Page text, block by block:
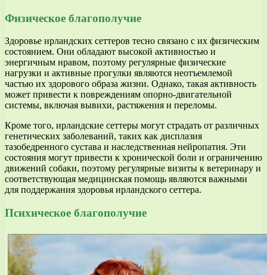
Физическое благополучие
Здоровье ирландских сеттеров тесно связано с их физическим
состоянием. Они обладают высокой активностью и
энергичным нравом, поэтому регулярные физические
нагрузки и активные прогулки являются неотъемлемой
частью их здорового образа жизни. Однако, такая активность
может привести к повреждениям опорно-двигательной
системы, включая вывихи, растяжения и переломы.
Кроме того, ирландские сеттеры могут страдать от различных
генетических заболеваний, таких как дисплазия
тазобедренного сустава и наследственная нейропатия. Эти
состояния могут привести к хронической боли и ограничению
движений собаки, поэтому регулярные визиты к ветеринару и
соответствующая медицинская помощь являются важными
для поддержания здоровья ирландского сеттера.
Психическое благополучие